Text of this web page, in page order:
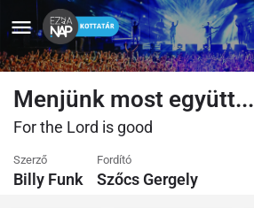
Menjünk most együtt...
For the Lord is good
Szerző
Billy Funk
Fordító
Szőcs Gergely